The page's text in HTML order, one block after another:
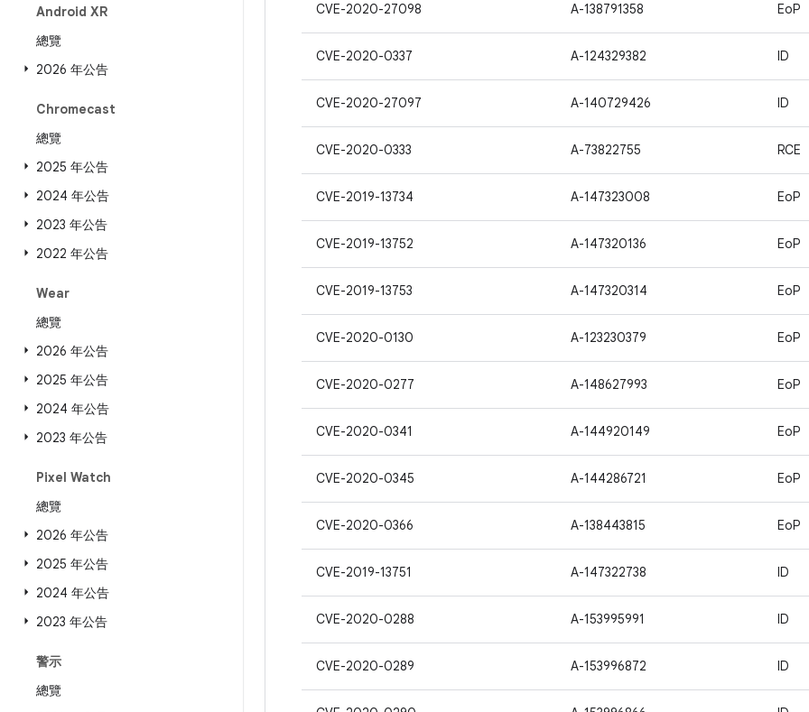
Android XR
總覽
2026 年公告
Chromecast
總覽
2025 年公告
2024 年公告
2023 年公告
2022 年公告
Wear
總覽
2026 年公告
2025 年公告
2024 年公告
2023 年公告
Pixel Watch
總覽
2026 年公告
2025 年公告
2024 年公告
2023 年公告
警示
總覽
CVE-2020-27098 A-138791358 EoP
CVE-2020-0337 A-124329382 ID
CVE-2020-27097 A-140729426 ID
CVE-2020-0333 A-73822755 RCE
CVE-2019-13734 A-147323008 EoP
CVE-2019-13752 A-147320136 EoP
CVE-2019-13753 A-147320314 EoP
CVE-2020-0130 A-123230379 EoP
CVE-2020-0277 A-148627993 EoP
CVE-2020-0341 A-144920149 EoP
CVE-2020-0345 A-144286721 EoP
CVE-2020-0366 A-138443815 EoP
CVE-2019-13751 A-147322738 ID
CVE-2020-0288 A-153995991 ID
CVE-2020-0289 A-153996872 ID